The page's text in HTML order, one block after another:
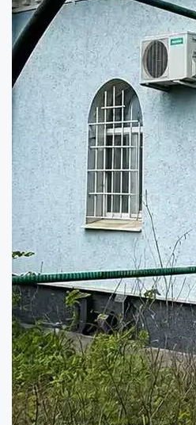
Частина будинку в якому є
Кімнат:
2
Площа:
85 кв.м.
Купити
52000 $